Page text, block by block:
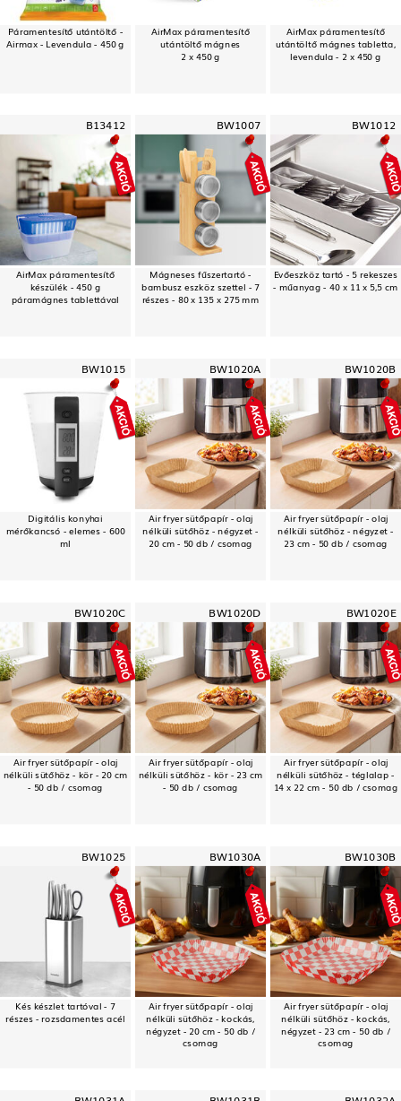
Páramentesítő utántöltő -
Airmax - Levendula - 450 g
AirMax páramentesítő
utántöltő mágnes
2 x 450 g
AirMax páramentesítő
utántöltő mágnes tabletta,
levendula - 2 x 450 g
B13412
AirMax páramentesítő
készülék - 450 g
páramágnes tablettával
BW1007
Mágneses fűszertartó -
bambusz eszköz szettel - 7
részes - 80 x 135 x 275 mm
BW1012
Evőeszköz tartó - 5 rekeszes
- műanyag - 40 x 11 x 5,5 cm
BW1015
Digitális konyhai
mérőkancsó - elemes - 600
ml
BW1020A
Air fryer sütőpapír - olaj
nélküli sütőhöz - négyzet -
20 cm - 50 db / csomag
BW1020B
Air fryer sütőpapír - olaj
nélküli sütőhöz - négyzet -
23 cm - 50 db / csomag
BW1020C
Air fryer sütőpapír - olaj
nélküli sütőhöz - kör - 20 cm
- 50 db / csomag
BW1020D
Air fryer sütőpapír - olaj
nélküli sütőhöz - kör - 23 cm
- 50 db / csomag
BW1020E
Air fryer sütőpapír - olaj
nélküli sütőhöz - téglalap -
14 x 22 cm - 50 db / csomag
BW1025
Kés készlet tartóval - 7
részes - rozsdamentes acél
BW1030A
Air fryer sütőpapír - olaj
nélküli sütőhöz - kockás,
négyzet - 20 cm - 50 db /
csomag
BW1030B
Air fryer sütőpapír - olaj
nélküli sütőhöz - kockás,
négyzet - 23 cm - 50 db /
csomag